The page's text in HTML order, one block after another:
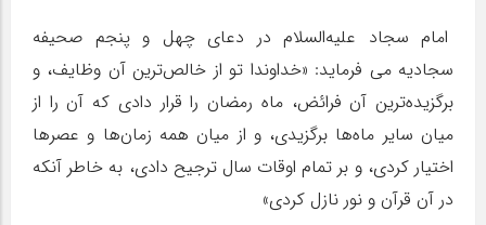
امام سجاد علیه‌السلام در دعای چهل و پنجم صحیفه
سجادیه می فرماید: «خداوندا تو از خالص‌ترین آن وظایف، و
برگزیده‌ترین آن فرائض، ماه رمضان را قرار دادی که آن را از
میان سایر ماه‌ها برگزیدی، و از میان همه زمان‌ها و عصرها
اختیار کردی، و بر تمام اوقات سال ترجیح دادی، به خاطر آنکه
در آن قرآن و نور نازل کردی»